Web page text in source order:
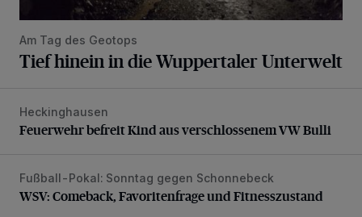
Am Tag des Geotops
Tief hinein in die Wuppertaler Unterwelt
Feuerwehr befreit Kind aus verschlossenem VW Bulli
Heckinghausen
Feuerwehr befreit Kind aus verschlossenem VW Bulli
WSV: Comeback, Favoritenfrage und Fitnesszustand
Fußball-Pokal: Sonntag gegen Schonnebeck
WSV: Comeback, Favoritenfrage und Fitnesszustand